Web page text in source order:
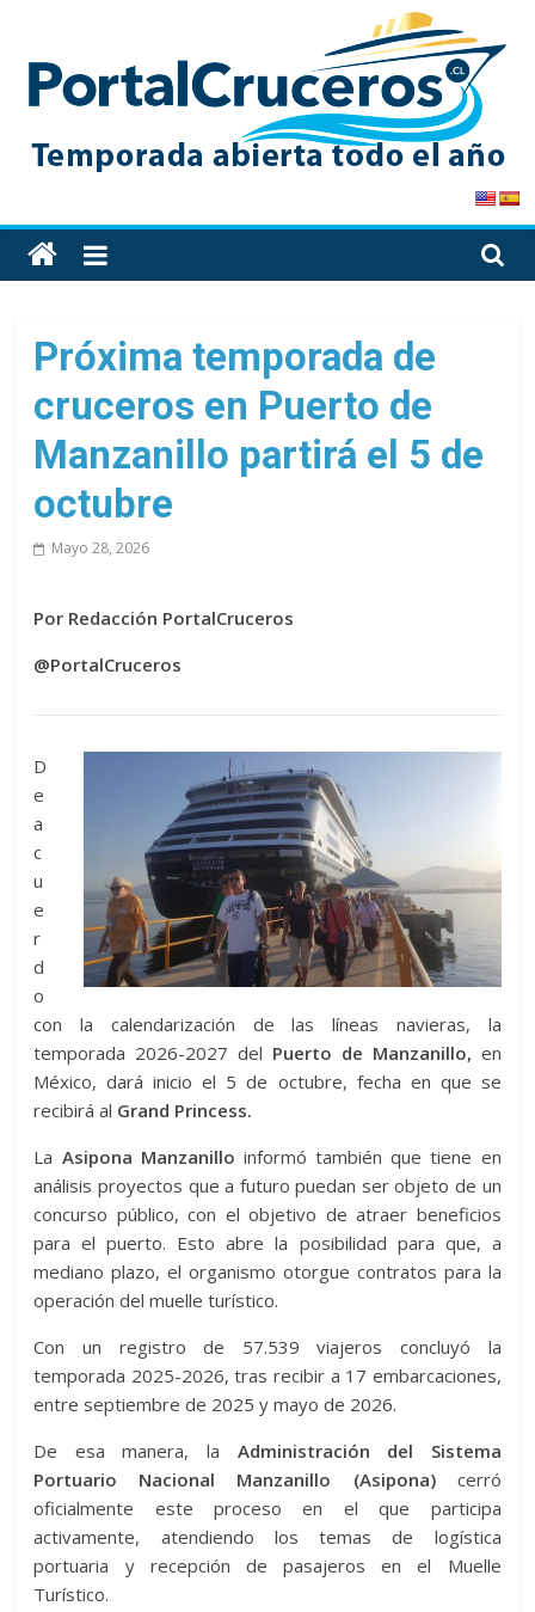
content
PortalCruceros
Toda
la
de
cruceros
en
solo
Próxima temporada de
cruceros en Puerto de
Manzanillo partirá el 5 de
octubre
Mayo 28, 2026
Por Redacción PortalCruceros
@PortalCruceros
D
e
a
c
u
e
r
d
o
con la calendarización de las líneas navieras, la
temporada 2026-2027 del Puerto de Manzanillo, en
México, dará inicio el 5 de octubre, fecha en que se
recibirá al Grand Princess.
La Asipona Manzanillo informó también que tiene en
análisis proyectos que a futuro puedan ser objeto de un
concurso público, con el objetivo de atraer beneficios
para el puerto. Esto abre la posibilidad para que, a
mediano plazo, el organismo otorgue contratos para la
operación del muelle turístico.
Con un registro de 57.539 viajeros concluyó la
temporada 2025-2026, tras recibir a 17 embarcaciones,
entre septiembre de 2025 y mayo de 2026.
De esa manera, la Administración del Sistema
Portuario Nacional Manzanillo (Asipona)cerró
oficialmente este proceso en el que participa
activamente, atendiendo los temas de logística
portuaria y recepción de pasajeros en el Muelle
Turístico.